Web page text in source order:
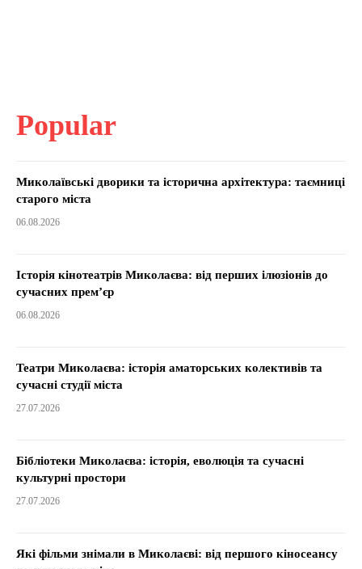
Popular
Миколаївські дворики та історична архітектура: таємниці
старого міста
06.08.2026
Історія кінотеатрів Миколаєва: від перших ілюзіонів до
сучасних прем’єр
06.08.2026
Театри Миколаєва: історія аматорських колективів та
сучасні студії міста
27.07.2026
Бібліотеки Миколаєва: історія, еволюція та сучасні
культурні простори
27.07.2026
Які фільми знімали в Миколаєві: від першого кіносеансу